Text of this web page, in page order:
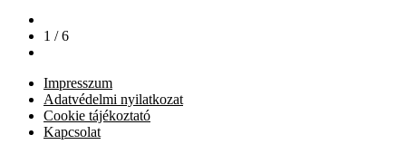
1 / 6
Impresszum
Adatvédelmi nyilatkozat
Cookie tájékoztató
Kapcsolat